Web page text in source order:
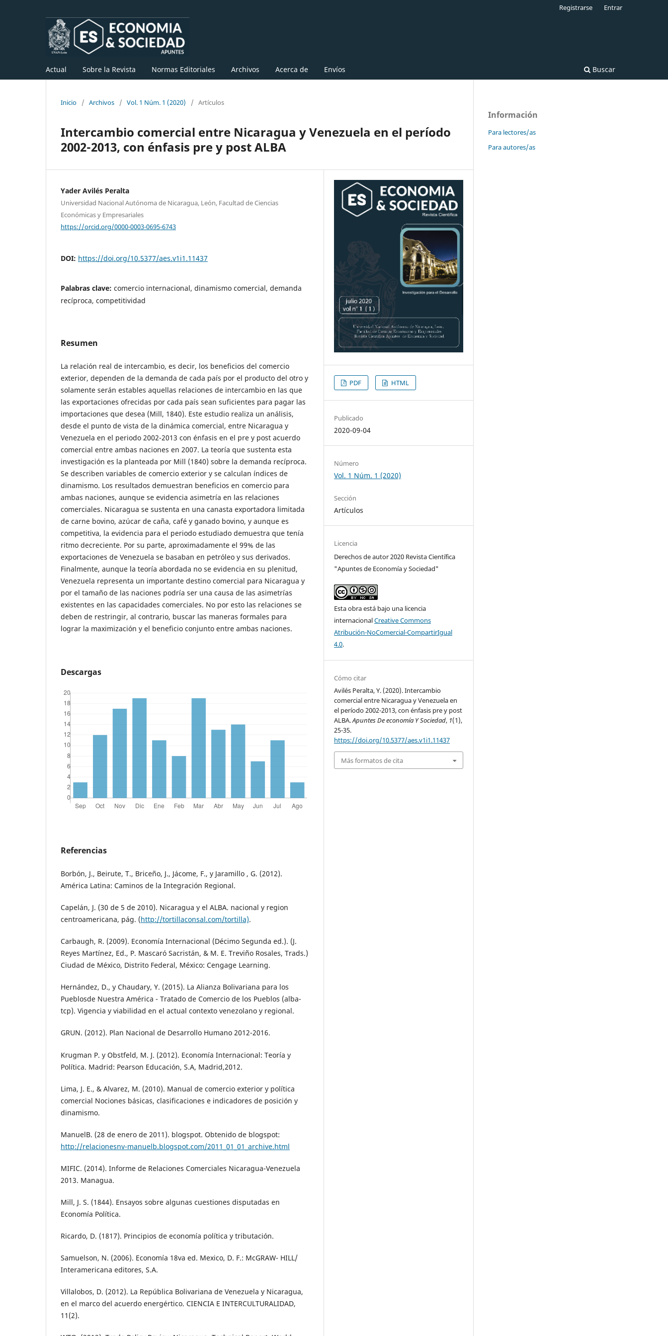
Actual Sobre la Revista Normas Editoriales Archivos Acerca de Envíos Buscar
Registrarse Entrar
Inicio / Archivos / Vol. 1 Núm. 1 (2020) / Artículos
Intercambio comercial entre Nicaragua y Venezuela en el período
2002-2013, con énfasis pre y post ALBA
Yader Avilés Peralta
Universidad Nacional Autónoma de Nicaragua, León, Facultad de Ciencias
Económicas y Empresariales
https://orcid.org/0000-0003-0695-6743
DOI: https://doi.org/10.5377/aes.v1i1.11437
Palabras clave: comercio internacional, dinamismo comercial, demanda
recíproca, competitividad
Resumen
La relación real de intercambio, es decir, los beneficios del comercio
exterior, dependen de la demanda de cada país por el producto del otro y
solamente serán estables aquellas relaciones de intercambio en las que
las exportaciones ofrecidas por cada país sean suficientes para pagar las
importaciones que desea (Mill, 1840). Este estudio realiza un análisis,
desde el punto de vista de la dinámica comercial, entre Nicaragua y
Venezuela en el periodo 2002-2013 con énfasis en el pre y post acuerdo
comercial entre ambas naciones en 2007. La teoría que sustenta esta
investigación es la planteada por Mill (1840) sobre la demanda recíproca.
Se describen variables de comercio exterior y se calculan índices de
dinamismo. Los resultados demuestran beneficios en comercio para
ambas naciones, aunque se evidencia asimetría en las relaciones
comerciales. Nicaragua se sustenta en una canasta exportadora limitada
de carne bovino, azúcar de caña, café y ganado bovino, y aunque es
competitiva, la evidencia para el periodo estudiado demuestra que tenía
ritmo decreciente. Por su parte, aproximadamente el 99% de las
exportaciones de Venezuela se basaban en petróleo y sus derivados.
Finalmente, aunque la teoría abordada no se evidencia en su plenitud,
Venezuela representa un importante destino comercial para Nicaragua y
por el tamaño de las naciones podría ser una causa de las asimetrías
existentes en las capacidades comerciales. No por esto las relaciones se
deben de restringir, al contrario, buscar las maneras formales para
lograr la maximización y el beneficio conjunto entre ambas naciones.
Descargas
Referencias
Borbón, J., Beirute, T., Briceño, J., Jácome, F., y Jaramillo , G. (2012).
América Latina: Caminos de la Integración Regional.
Capelán, J. (30 de 5 de 2010). Nicaragua y el ALBA. nacional y region
centroamericana, pág. (http://tortillaconsal.com/tortilla).
Carbaugh, R. (2009). Economía Internacional (Décimo Segunda ed.). (J.
Reyes Martínez, Ed., P. Mascaró Sacristán, & M. E. Treviño Rosales, Trads.)
Ciudad de México, Distrito Federal, México: Cengage Learning.
Hernández, D., y Chaudary, Y. (2015). La Alianza Bolivariana para los
Pueblosde Nuestra América - Tratado de Comercio de los Pueblos (alba-
tcp). Vigencia y viabilidad en el actual contexto venezolano y regional.
GRUN. (2012). Plan Nacional de Desarrollo Humano 2012-2016.
Krugman P. y Obstfeld, M. J. (2012). Economía Internacional: Teoría y
Política. Madrid: Pearson Educación, S.A, Madrid,2012.
Lima, J. E., & Alvarez, M. (2010). Manual de comercio exterior y política
comercial Nociones básicas, clasificaciones e indicadores de posición y
dinamismo.
ManuelB. (28 de enero de 2011). blogspot. Obtenido de blogspot:
http://relacionesnv-manuelb.blogspot.com/2011_01_01_archive.html
MIFIC. (2014). Informe de Relaciones Comerciales Nicaragua-Venezuela
2013. Managua.
Mill, J. S. (1844). Ensayos sobre algunas cuestiones disputadas en
Economía Política.
Ricardo, D. (1817). Principios de economía política y tributación.
Samuelson, N. (2006). Economía 18va ed. Mexico, D. F.: McGRAW- HILL/
Interamericana editores, S.A.
Villalobos, D. (2012). La República Bolivariana de Venezuela y Nicaragua,
en el marco del acuerdo energértico. CIENCIA E INTERCULTURALIDAD,
11(2).
PDF HTML
Publicado
2020-09-04
Número
Vol. 1 Núm. 1 (2020)
Sección
Artículos
Licencia
Derechos de autor 2020 Revista Científica
"Apuntes de Economía y Sociedad"
Esta obra está bajo una licencia
internacionalCreative Commons
Atribución-NoComercial-CompartirIgual
4.0.
Cómo citar
Avilés Peralta, Y. (2020). Intercambio
comercial entre Nicaragua y Venezuela en
el período 2002-2013, con énfasis pre y post
ALBA.Apuntes De economía Y Sociedad, 1(1),
25-35.
https://doi.org/10.5377/aes.v1i1.11437
Más formatos de cita
Información
Para lectores/as
Para autores/as